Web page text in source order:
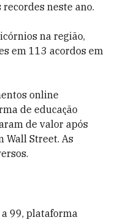
neste ano.
na região,
em 113 acordos em
online
de educação
de valor após
Wall Street. As
a 99, plataforma